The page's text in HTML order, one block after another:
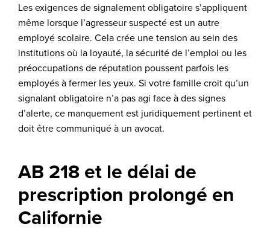
Les exigences de signalement obligatoire s’appliquent
même lorsque l’agresseur suspecté est un autre
employé scolaire. Cela crée une tension au sein des
institutions où la loyauté, la sécurité de l’emploi ou les
préoccupations de réputation poussent parfois les
employés à fermer les yeux. Si votre famille croit qu’un
signalant obligatoire n’a pas agi face à des signes
d’alerte, ce manquement est juridiquement pertinent et
doit être communiqué à un avocat.
AB 218 et le délai de
prescription prolongé en
Californie